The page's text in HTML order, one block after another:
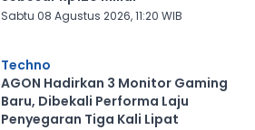
Sabtu 08 Agustus 2026, 11:20 WIB
Techno
AGON Hadirkan 3 Monitor Gaming
Baru, Dibekali Performa Laju
Penyegaran Tiga Kali Lipat